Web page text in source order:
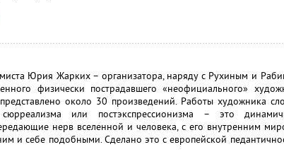
Юрия Жарких – организатора, наряду с Рухиным и
физически пострадавшего «неофициального»
около 30 произведений. Работы художника
или постэкспрессионизма – это
нерв вселенной и человека, с его внутренним
и себе подобными. Сделано это с европейской